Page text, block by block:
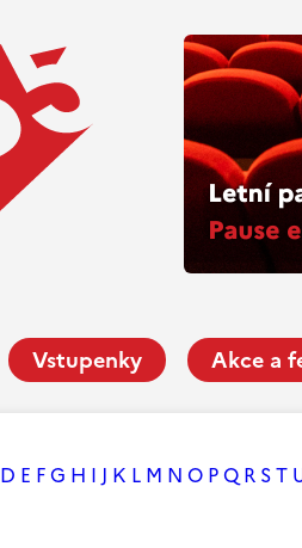
Vstupenky Akce a
D E FG H I J K L M N O PQ R ST